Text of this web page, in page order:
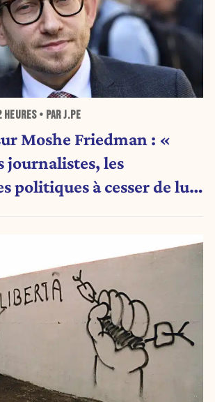
HEURES• PAR J.PE
Moshe Friedman : «
journalistes, les
politiques à cesser de lui